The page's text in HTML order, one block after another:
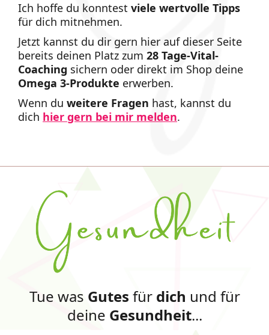
Ich hoffe du konntest viele wertvolle Tipps
für dich mitnehmen.
Jetzt kannst du dir gern hier auf dieser Seite
bereits deinen Platz zum 28 Tage-Vital-
Coaching sichern oder direkt im Shop deine
Omega 3-Produkte erwerben.
Wenn du weitere Fragen hast, kannst du
dich hier gern bei mir melden.
Tue was Gutes für dich und für
deine Gesundheit...